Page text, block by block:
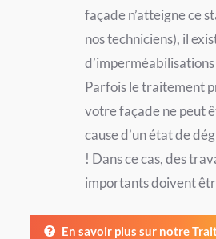
façade n’atteigne ce
nos techniciens), il
Parfois le traitement
votre façade ne peut
cause d’un état de
! Dans ce cas, des
importants doivent
En savoir plus sur notre